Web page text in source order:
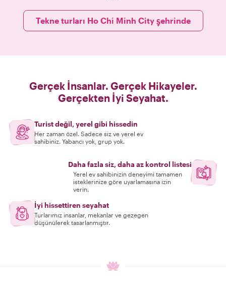
Tekne turları Ho Chi Minh City şehrinde
Gerçek İnsanlar. Gerçek Hikayeler.
Gerçekten İyi Seyahat.
Turist değil, yerel gibi hissedin
Her zaman özel. Sadece siz ve yerel ev
sahibiniz. Yabancı yok, grup yok.
Daha fazla siz, daha az kontrol listesi
Yerel ev sahibinizin deneyimi tamamen
isteklerinize göre uyarlamasına izin
verin.
İyi hissettiren seyahat
Turlarımız insanlar, mekanlar ve gezegen
düşünülerek tasarlanmıştır.